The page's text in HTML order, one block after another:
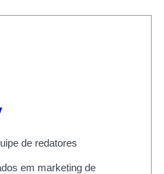
de redatores
em marketing de